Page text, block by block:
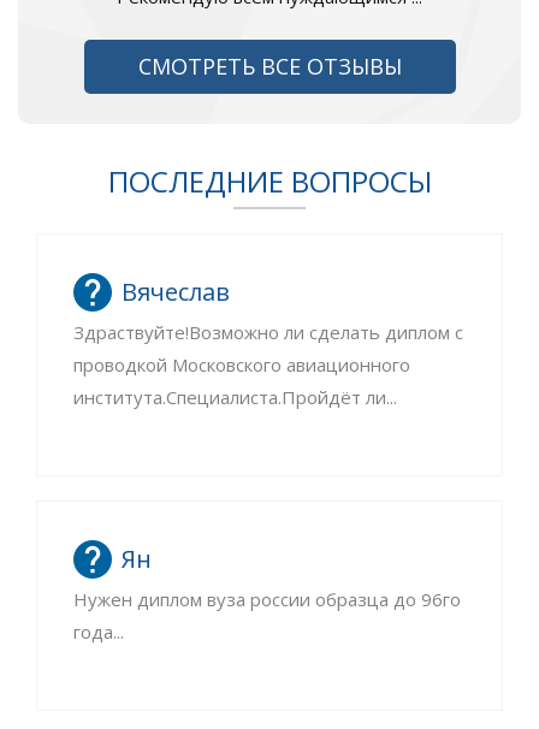
СМОТРЕТЬ ВСЕ ОТЗЫВЫ
ПОСЛЕДНИЕ ВОПРОСЫ
Вячеслав
Здраствуйте!Возможно ли сделать диплом с
проводкой Московского авиационного
института.Специалиста.Пройдёт ли...
Ян
Нужен диплом вуза россии образца до 96го
года...